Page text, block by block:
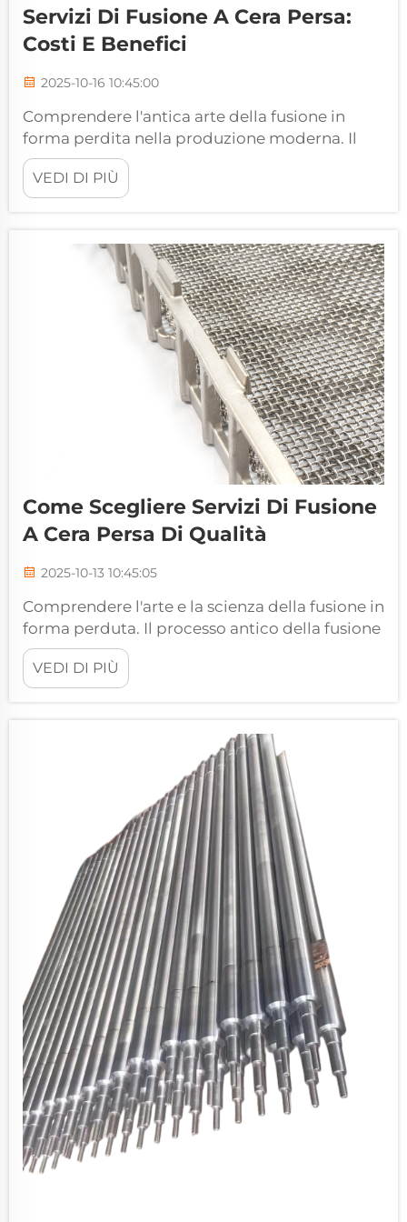
Servizi Di Fusione A Cera Persa:
Costi E Benefici
2025-10-16 10:45:00
Comprendere l'antica arte della fusione in
forma perdita nella produzione moderna. Il
complesso mondo della produzione si è
evoluto notevolmente nel corso dei millenni,
ma alcune tecniche rimangono senza tempo
persa rappresentano...
VEDI DI PIÙ
Come Scegliere Servizi Di Fusione
A Cera Persa Di Qualità
2025-10-13 10:45:05
Comprendere l'arte e la scienza della fusione in
forma perduta. Il processo antico della fusione
a cera persa si è trasformato in un metodo
produttivo sofisticato che offre straordinaria
precisione e versatilità nei componenti
VEDI DI PIÙ